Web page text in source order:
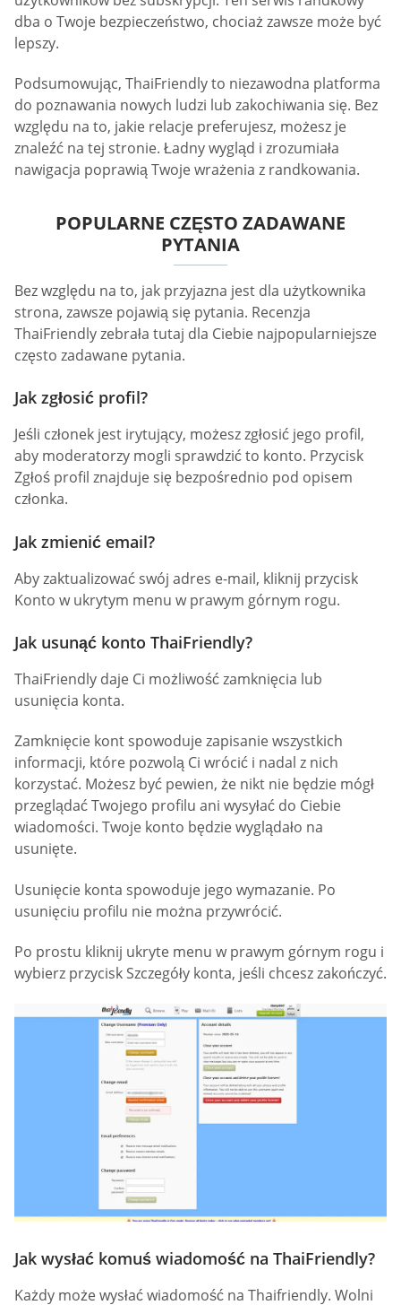
dba o Twoje bezpieczeństwo, chociaż zawsze może być
lepszy.
Podsumowując, ThaiFriendly to niezawodna platforma
do poznawania nowych ludzi lub zakochiwania się. Bez
względu na to, jakie relacje preferujesz, możesz je
znaleźć na tej stronie. Ładny wygląd i zrozumiała
nawigacja poprawią Twoje wrażenia z randkowania.
POPULARNE CZĘSTO ZADAWANE
PYTANIA
Bez względu na to, jak przyjazna jest dla użytkownika
strona, zawsze pojawią się pytania. Recenzja
ThaiFriendly zebrała tutaj dla Ciebie najpopularniejsze
często zadawane pytania.
Jak zgłosić profil?
Jeśli członek jest irytujący, możesz zgłosić jego profil,
aby moderatorzy mogli sprawdzić to konto. Przycisk
Zgłoś profil znajduje się bezpośrednio pod opisem
członka.
Jak zmienić email?
Aby zaktualizować swój adres e-mail, kliknij przycisk
Konto w ukrytym menu w prawym górnym rogu.
Jak usunąć konto ThaiFriendly?
ThaiFriendly daje Ci możliwość zamknięcia lub
usunięcia konta.
Zamknięcie kont spowoduje zapisanie wszystkich
informacji, które pozwolą Ci wrócić i nadal z nich
korzystać. Możesz być pewien, że nikt nie będzie mógł
przeglądać Twojego profilu ani wysyłać do Ciebie
wiadomości. Twoje konto będzie wyglądało na
usunięte.
Usunięcie konta spowoduje jego wymazanie. Po
usunięciu profilu nie można przywrócić.
Po prostu kliknij ukryte menu w prawym górnym rogu i
wybierz przycisk Szczegóły konta, jeśli chcesz zakończyć.
Jak wysłać komuś wiadomość na ThaiFriendly?
Każdy może wysłać wiadomość na Thaifriendly. Wolni